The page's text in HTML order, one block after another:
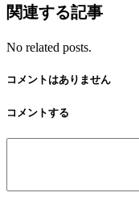
関連する記事
No related posts.
コメントはありません
コメントする